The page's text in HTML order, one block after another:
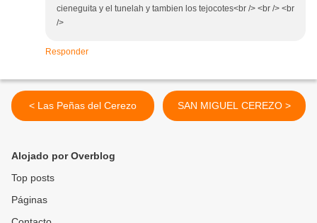
cieneguita y el tunelah y tambien los tejocotes<br /> <br /> <br
/>
Responder
< Las Peñas del Cerezo SAN MIGUEL CEREZO >
Alojado por Overblog
Top posts
Páginas